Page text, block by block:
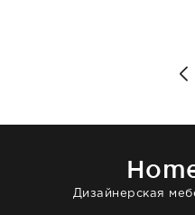
то качество выше
Дизайнерская